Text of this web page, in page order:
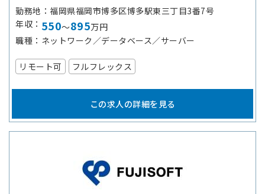
勤務地
福岡県福岡市博多区博多駅東三丁目3番7号
年収
550～895万円
職種
ネットワーク／データベース／サーバー
リモート可 フルフレックス
この求人の詳細を見る